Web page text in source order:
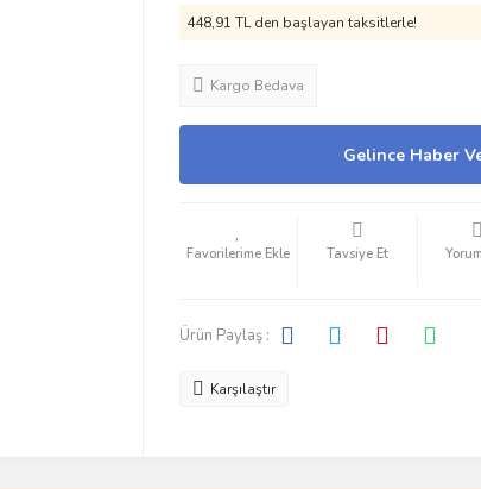
448,91 TL den başlayan taksitlerle!
Kargo Bedava
Gelince Haber
Tavsiye Et
Ürün Paylaş :
Karşılaştır